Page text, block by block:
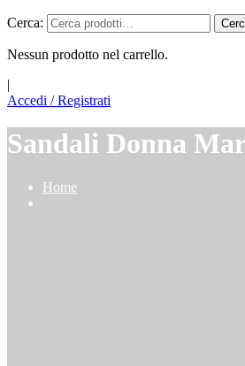
Cerca:
Nessun prodotto nel carrello.
|
Accedi / Registrati
Sandali Donna
Home